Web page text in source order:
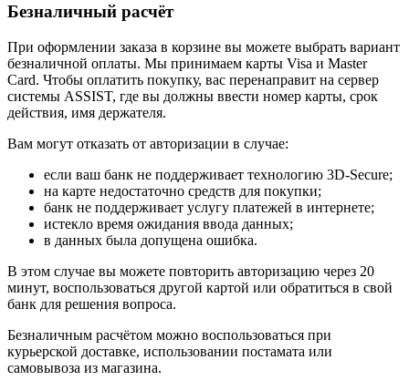
Безналичный расчёт
При оформлении заказа в корзине вы можете выбрать вариант
безналичной оплаты. Мы принимаем карты Visa и Master
Card. Чтобы оплатить покупку, вас перенаправит на сервер
системы ASSIST, где вы должны ввести номер карты, срок
действия, имя держателя.
Вам могут отказать от авторизации в случае:
если ваш банк не поддерживает технологию 3D-Secure;
на карте недостаточно средств для покупки;
банк не поддерживает услугу платежей в интернете;
истекло время ожидания ввода данных;
в данных была допущена ошибка.
В этом случае вы можете повторить авторизацию через 20
минут, воспользоваться другой картой или обратиться в свой
банк для решения вопроса.
Безналичным расчётом можно воспользоваться при
курьерской доставке, использовании постамата или
самовывоза из магазина.